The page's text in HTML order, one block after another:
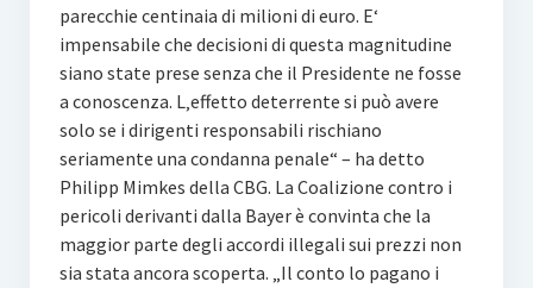
parecchie centinaia di milioni di euro. E‘
impensabile che decisioni di questa magnitudine
siano state prese senza che il Presidente ne fosse
a conoscenza. L‚effetto deterrente si può avere
solo se i dirigenti responsabili rischiano
seriamente una condanna penale“ – ha detto
Philipp Mimkes della CBG. La Coalizione contro i
pericoli derivanti dalla Bayer è convinta che la
maggior parte degli accordi illegali sui prezzi non
sia stata ancora scoperta. „Il conto lo pagano i